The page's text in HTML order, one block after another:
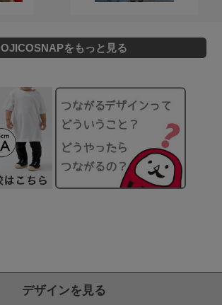
OJICOSNAPをもっと見る
デザインを見る